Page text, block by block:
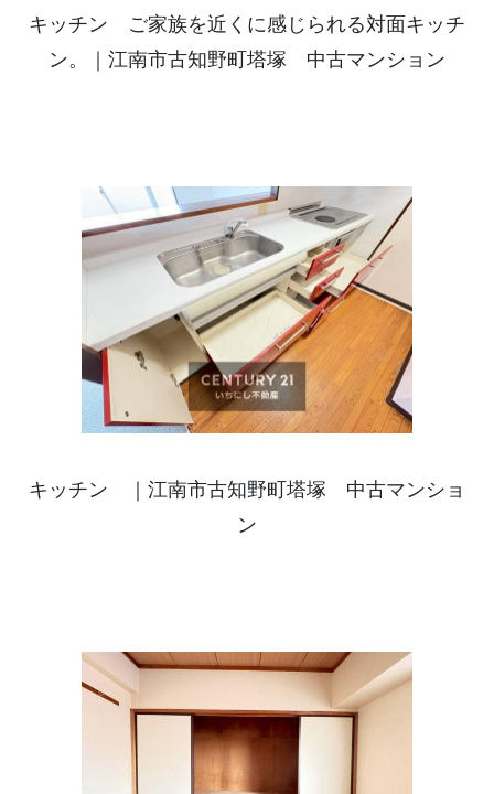
キッチン ご家族を近くに感じられる対面キッチ
ン。｜江南市古知野町塔塚 中古マンション
キッチン ｜江南市古知野町塔塚 中古マンショ
ン